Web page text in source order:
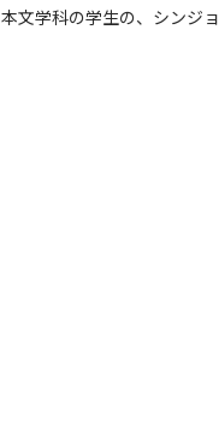
本文学科の学生の、シンジ